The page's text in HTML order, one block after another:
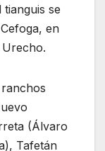
se
en
(Álvaro
Tafetán